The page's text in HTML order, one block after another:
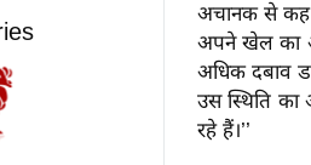
अचानक से कह
अपने खेल का
अधिक दबाव
उस स्थिति
रहे हैं।’’